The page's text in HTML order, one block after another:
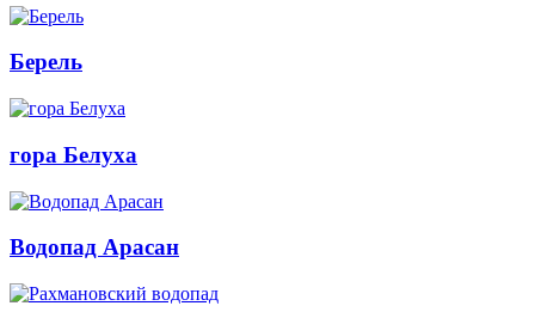
Берель
гора Белуха
Водопад Арасан